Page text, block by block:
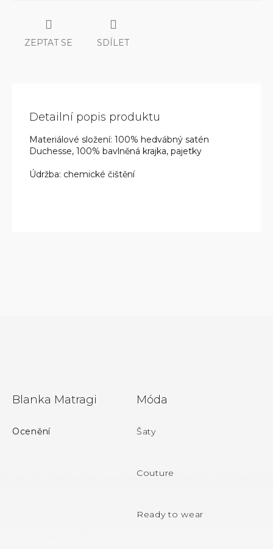
ZEPTAT SE SDÍLET
Detailní popis produktu
Materiálové složení: 100% hedvábný satén
Duchesse, 100% bavlněná krajka, pajetky
Údržba: chemické čištění
Blanka Matragi
Ocenění
Móda
Šaty
Couture
Ready to wear